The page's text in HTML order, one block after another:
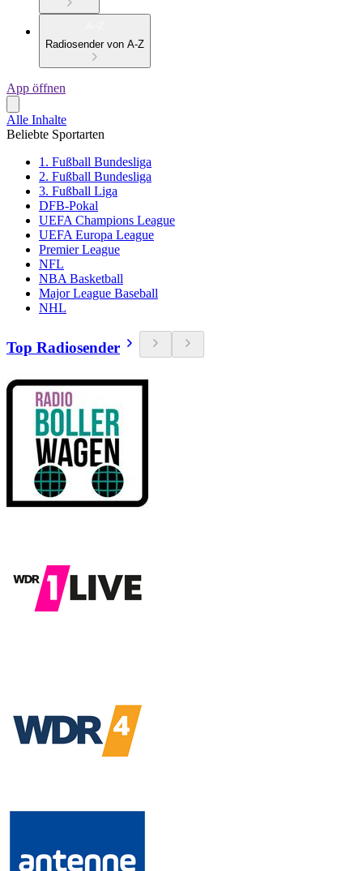
Radiosender von A-Z
App öffnen
Alle Inhalte
Beliebte Sportarten
1. Fußball Bundesliga
2. Fußball Bundesliga
3. Fußball Liga
DFB-Pokal
UEFA Champions League
UEFA Europa League
Premier League
NFL
NBA Basketball
Major League Baseball
NHL
Top Radiosender